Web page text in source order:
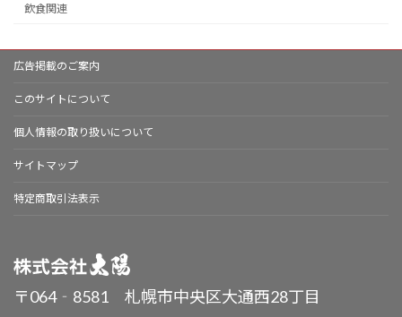
飲食関連
広告掲載のご案内
このサイトについて
個人情報の取り扱いについて
サイトマップ
特定商取引法表示
〒064‐8581 札幌市中央区大通西28丁目